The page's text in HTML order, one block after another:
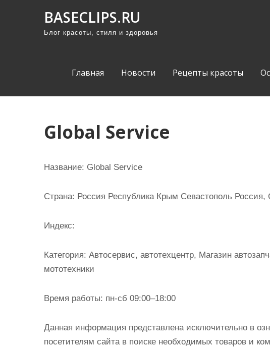
BASECLIPS.RU
Блог красоты, стиля и здоровья
Главная Новости Рецепты красоты
Global Service
Название: Global Service
Страна: Россия Республика Крым Севастополь Россия,
Индекс:
Категория: Автосервис, автотехцентр, Магазин
мототехники
Время работы: пн-сб 09:00–18:00
Данная информация представлена исключительно в
посетителям сайта в поиске необходимых товаров и